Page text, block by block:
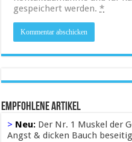
gespeichert werden.*
Empfohlene Artikel
> Neu: Der Nr. 1 Muskel der
Angst & dicken Bauch